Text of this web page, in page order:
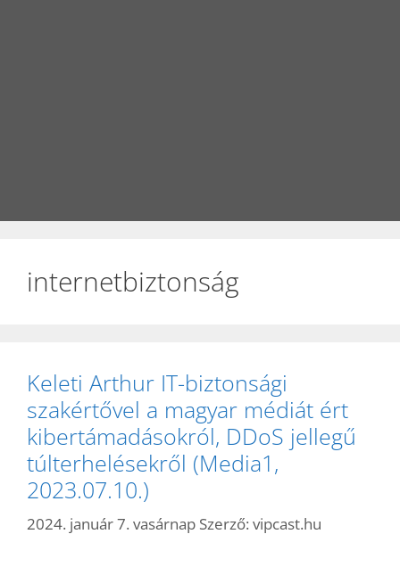
internetbiztonság
Keleti Arthur IT-biztonsági
szakértővel a magyar médiát ért
kibertámadásokról, DDoS jellegű
túlterhelésekről (Media1,
2023.07.10.)
2024. január 7. vasárnap Szerző: vipcast.hu